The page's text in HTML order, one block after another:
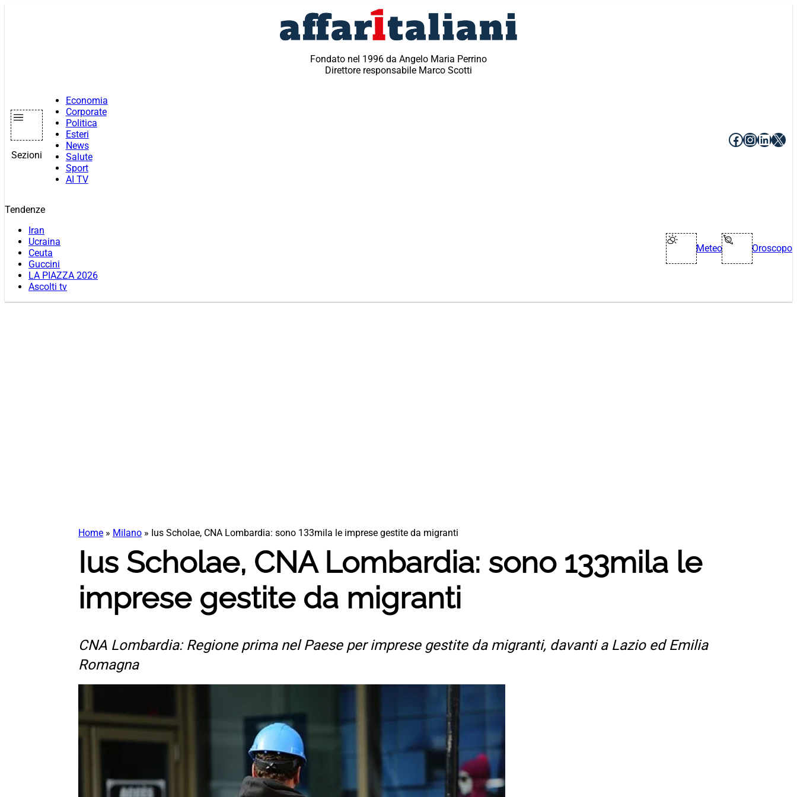
Fondato nel 1996 da Angelo Maria Perrino
Direttore responsabile Marco Scotti
Sezioni
Economia
Corporate
Politica
Esteri
News
Salute
Sport
AI TV
Facebook
X
Tendenze
Iran
Ucraina
Ceuta
Guccini
LA PIAZZA 2026
Ascolti tv
Meteo Oroscopo
Home » Milano » Ius Scholae, CNA Lombardia: sono 133mila le imprese gestite da migranti
Ius Scholae, CNA Lombardia: sono 133mila le
imprese gestite da migranti
CNA Lombardia: Regione prima nel Paese per imprese gestite da migranti, davanti a Lazio ed Emilia
Romagna